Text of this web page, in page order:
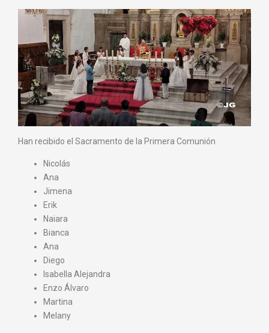
Han recibido el Sacramento de la Primera Comunión
Nicolás
Ana
Jimena
Erik
Naiara
Bianca
Ana
Diego
Isabella Alejandra
Enzo Álvaro
Martina
Melany